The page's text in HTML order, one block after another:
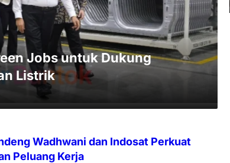
Jobs untuk Dukung
Listrik
Wadhwani dan Indosat Perkuat
Peluang Kerja